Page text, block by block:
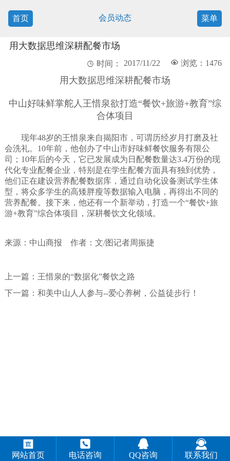
首页 会员动态 菜单
用大数据思维深耕配餐市场
 浏览：1476
 时间： 2017/11/22
用大数据思维深耕配餐市场
中山好味鲜掌舵人王惜泉欲打造“餐饮+旅游+教育”综
合体项目
现年48岁的王惜泉来自揭阳市，可谓历经岁月打磨及社
会洗礼。10年前，他创办了中山市好味鲜餐饮服务有限公
司；10年后的今天，它已发展成为日配餐数量达3.4万份的现
代化专业配餐企业，特别是在学生配餐方面具有独到优势，
他们正在建设营养配餐数据库，通过自动化设备测试学生体
型，将众多学生的高矮胖瘦等数据输入电脑，再得出不同的
营养配餐。接下来，他还有一个新举动，打造一个“餐饮+旅
游+教育”综合体项目，深耕餐饮文化领域。
来源：中山商报 作者：文/图记者周振捷
上一篇： 王惜泉的“数据化”餐饮之路
下一篇： 和美中山人人参与--爱心养树，公益徒步行！

网站首页

电话咨询

QQ咨询

联系我们